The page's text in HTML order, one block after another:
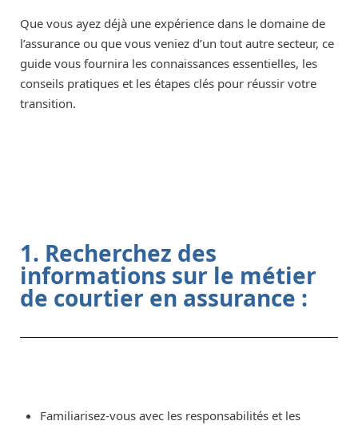
Que vous ayez déjà une expérience dans le domaine de
l’assurance ou que vous veniez d’un tout autre secteur, ce
guide vous fournira les connaissances essentielles, les
conseils pratiques et les étapes clés pour réussir votre
transition.
1. Recherchez des
informations sur le métier
de courtier en assurance :
Familiarisez-vous avec les responsabilités et les